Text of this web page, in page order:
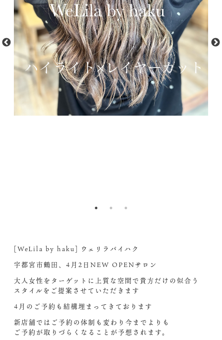
ー
ー
[WeLila by haku] ウェリラバイハク
宇都宮市鶴田、4月2日NEW OPENサロン
大人女性をターゲットに上質な空間で貴方だけの似合う
スタイルをご提案させていただきます‍
4月のご予約も結構埋まってきております
新店舗ではご予約の体制も変わり今までよりも
ご予約が取りづらくなることが予想されます。